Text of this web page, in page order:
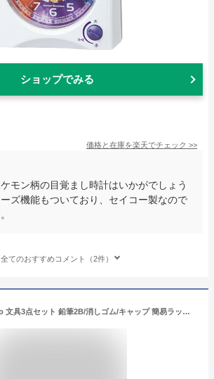
ショップでみる
価格と在庫を楽天でチェック >>
モン柄の目覚まし時計はいかがでしょう
ズ機能もついており、セイコー製なので
全てのおすすめコメント（2件）
ミズノ Mizuno 文具3点セット 鉛筆2B/消しゴム/キャップ 簡易ラッピング 2024年モデル 入学 進級 スポーツ サンスター文具